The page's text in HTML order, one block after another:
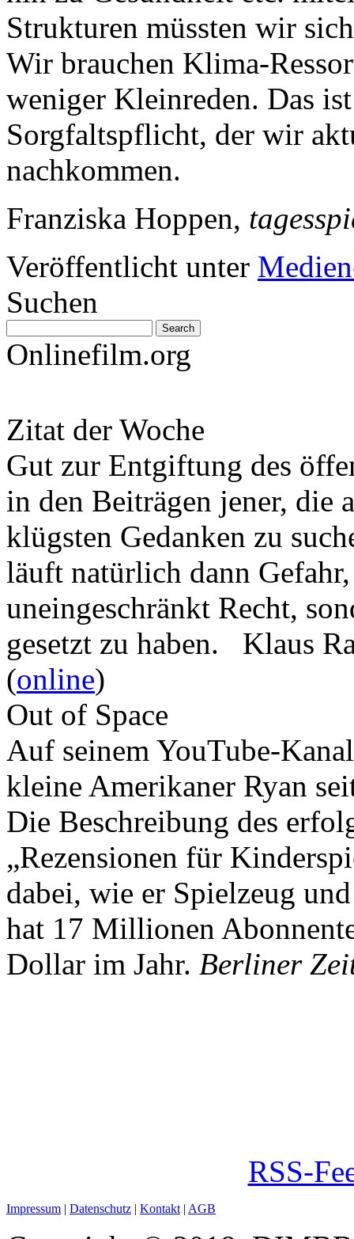
Strukturen müssten wir
Wir brauchen Klima-
weniger Kleinreden. Das
Sorgfaltspflicht, der wir
nachkommen.
Franziska Hoppen,
Veröffentlicht unter
Suchen
Onlinefilm.org
Zitat der Woche
Gut zur Entgiftung des
in den Beiträgen jener, die
klügsten Gedanken zu
läuft natürlich dann
uneingeschränkt Recht,
gesetzt zu haben. Klaus
(online)
Out of Space
Auf seinem YouTube-
kleine Amerikaner Ryan
Die Beschreibung des
„Rezensionen für
dabei, wie er Spielzeug
hat 17 Millionen
Dollar im Jahr. Berliner
RSS-
Impressum | Datenschutz | Kontakt | AGB